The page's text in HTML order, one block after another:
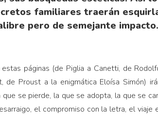
familiares traerán
pero de semejante impacto.
páginas (de Piglia a Canetti, de
de Proust a la enigmática Eloísa Simón)
se pierde, la que se adopta, la que se
el compromiso con la letra, el viaje